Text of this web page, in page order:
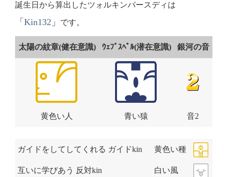
誕生日から算出したツォルキンバースディは
「 Kin132 」 です。
太陽の紋章(健在意識) ｳｪﾌﾞｽﾍﾟﾙ(潜在意識) 銀河の音
黄色い人 青い猿 音2
ガイドをしてしてくれる ガイドkin 黄色い種
互いに学びあう 反対kin 白い風